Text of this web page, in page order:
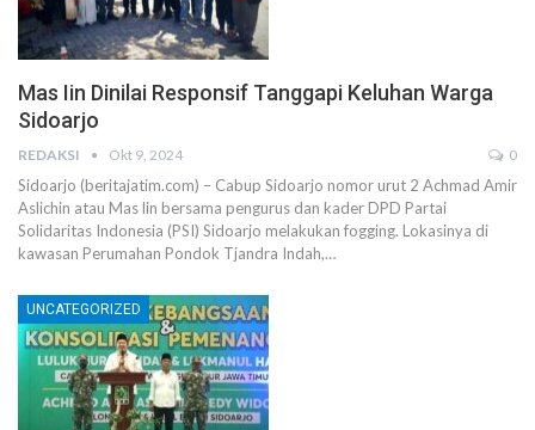
Mas Iin Dinilai Responsif Tanggapi Keluhan Warga
Sidoarjo
REDAKSI Okt 9, 2024 0
Sidoarjo (beritajatim.com) – Cabup Sidoarjo nomor urut 2 Achmad Amir
Aslichin atau Mas lin bersama pengurus dan kader DPD Partai
Solidaritas Indonesia (PSI) Sidoarjo melakukan fogging. Lokasinya di
kawasan Perumahan Pondok Tjandra Indah,…
UNCATEGORIZED